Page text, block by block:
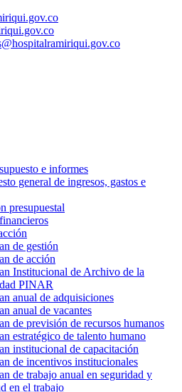
e informes
general de ingresos, gastos e
presupuestal
de gestión
de acción
Institucional de Archivo de la
PINAR
anual de adquisiciones
anual de vacantes
de previsión de recursos humanos
estratégico de talento humano
institucional de capacitación
de incentivos institucionales
de trabajo anual en seguridad y
en el trabajo